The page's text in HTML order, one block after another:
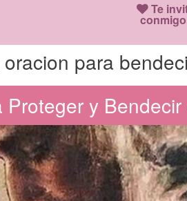
Te
conmigo
oracion para
Proteger y Bendecir